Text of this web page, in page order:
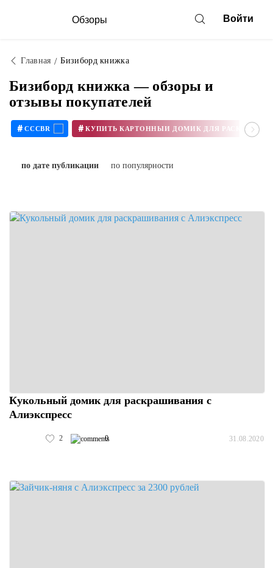
Обзоры Войти
Главная Бизиборд книжка
Бизиборд книжка — обзоры и
отзывы покупателей
# CCCBR #
по дате публикации по популярности
Кукольный домик для раскрашивания с
Алиэкспресс
2 0 31.08.2020